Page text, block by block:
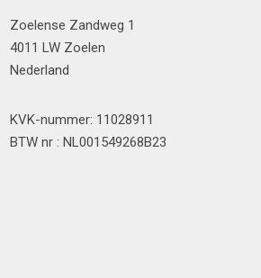
Zoelense Zandweg 1
4011 LW Zoelen
Nederland
KVK-nummer: 11028911
BTW nr : NL001549268B23